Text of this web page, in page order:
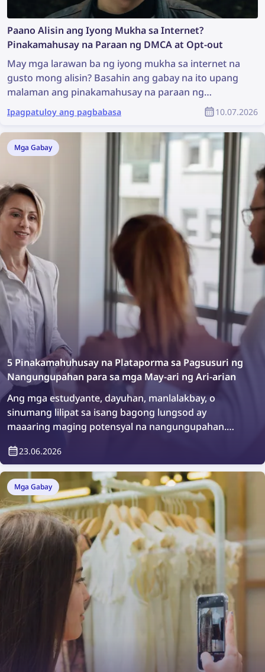
Paano Alisin ang Iyong Mukha sa Internet?
Pinakamahusay na Paraan ng DMCA at Opt-out
May mga larawan ba ng iyong mukha sa internet na
gusto mong alisin? Basahin ang gabay na ito upang
malaman ang pinakamahusay na paraan ng
paghahanap at pagbura ng iyong mga larawan
online!
Ipagpatuloy ang pagbabasa 10.07.2026
Mga Gabay
5 Pinakamahuhusay na Plataporma sa Pagsusuri ng
Nangungupahan para sa mga May-ari ng Ari-arian
Ang mga estudyante, dayuhan, manlalakbay, o
sinumang lilipat sa isang bagong lungsod ay
maaaring maging potensyal na nangungupahan.
karagdagang pagsusuri o simpleng tiyakin kung sino
ang maninirahan sa iyong ari-arian. Paano ito
gagawin? Madali lamang, sa pamamagitan ng mga
plataporma sa pagsusuri ng nangungupahan.
23.06.2026
Mga Gabay